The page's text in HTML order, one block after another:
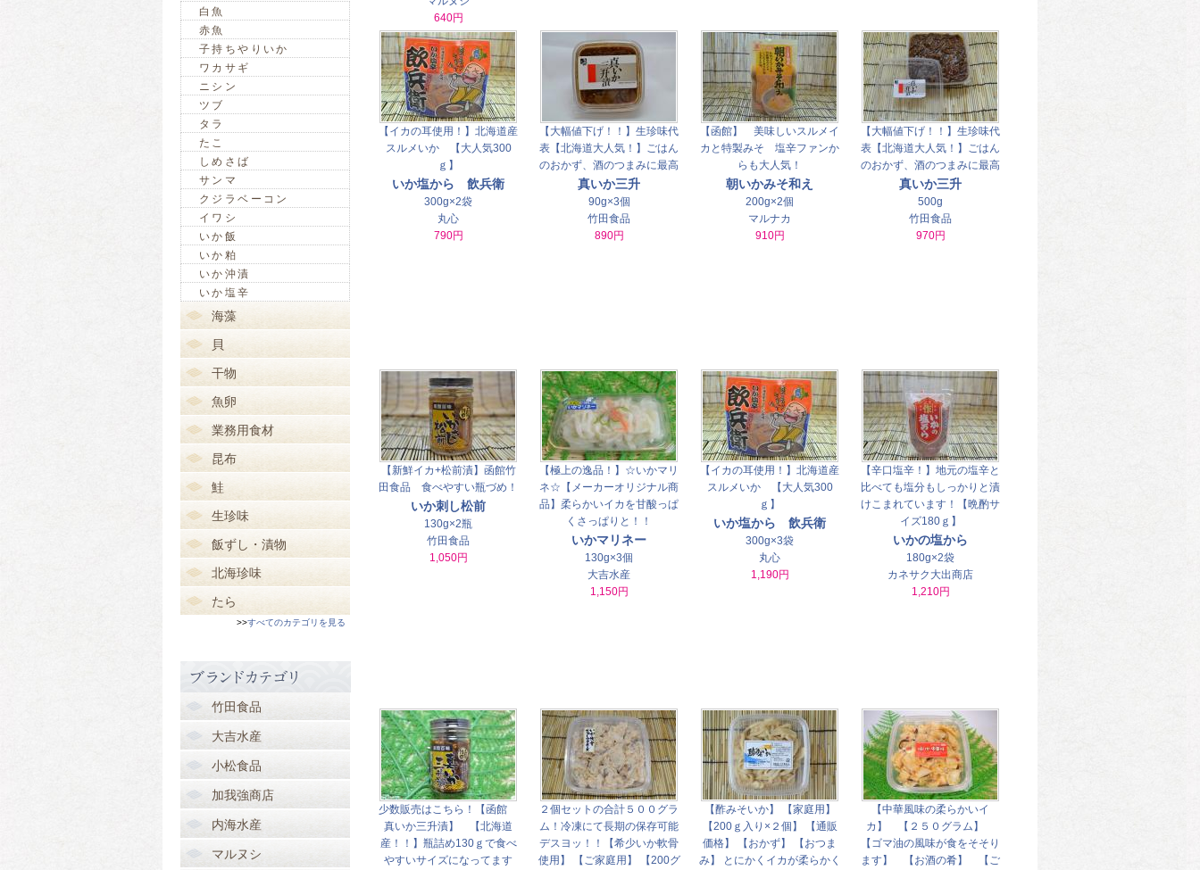
640円
【イカの耳使用！】北海道産
スルメいか 【大人気300
ｇ】
いか塩から 飲兵衛
300g×2袋
丸心
790円
【大幅値下げ！！】生珍味代
表【北海道大人気！】ごはん
のおかず、酒のつまみに最高
真いか三升
90g×3個
竹田食品
890円
【函館】 美味しいスルメイ
カと特製みそ 塩辛ファンか
らも大人気！
朝いかみそ和え
200g×2個
マルナカ
910円
【大幅値下げ！！】生珍味代
表【北海道大人気！】ごはん
のおかず、酒のつまみに最高
真いか三升
500g
竹田食品
970円
【新鮮イカ+松前漬】函館竹
田食品 食べやすい瓶づめ！
いか刺し松前
130g×2瓶
竹田食品
1,050円
【極上の逸品！】☆いかマリ
ネ☆【メーカーオリジナル商
品】柔らかいイカを甘酸っぱ
くさっぱりと！！
いかマリネー
130g×3個
大吉水産
1,150円
【イカの耳使用！】北海道産
スルメいか 【大人気300
ｇ】
いか塩から 飲兵衛
300g×3袋
丸心
1,190円
【辛口塩辛！】地元の塩辛と
比べても塩分もしっかりと漬
けこまれています！【晩酌サ
イズ180ｇ】
いかの塩から
180g×2袋
カネサク大出商店
1,210円
少数販売はこちら！【函館
真いか三升漬】 【北海道
産！！】瓶詰め130ｇで食べ
やすいサイズになってます
２個セットの合計５００グラ
ム！冷凍にて長期の保存可能
デスヨッ！！【希少いか軟骨
使用】 【ご家庭用】 【200グ
【酢みそいか】 【家庭用】
【200ｇ入り×２個】 【通販
価格】 【おかず】 【おつま
み】 とにかくイカが柔らかく
【中華風味の柔らかいイ
カ】 【２５０グラム】
【ゴマ油の風味が食をそそり
ます】 【お酒の肴】 【ご
白魚
赤魚
子持ちやりいか
ワカサギ
ニシン
ツブ
タラ
たこ
しめさば
サンマ
クジラベーコン
イワシ
いか飯
いか粕
いか沖漬
いか塩辛
海藻
貝
干物
魚卵
業務用食材
昆布
鮭
生珍味
飯ずし・漬物
北海珍味
たら
>>すべてのカテゴリを見る
竹田食品
大吉水産
小松食品
加我強商店
内海水産
マルヌシ